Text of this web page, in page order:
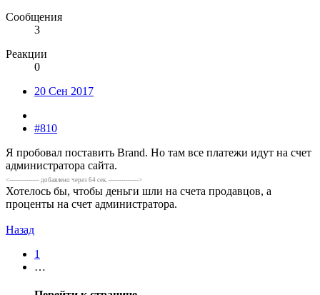
Сообщения
3
Реакции
0
20 Сен 2017
#810
Я пробовал поставить Brand. Но там все платежи идут на счет
администратора сайта.
<-------------- добавлено через 64 сек. -------------->
Хотелось бы, чтобы деньги шли на счета продавцов, а
проценты на счет администратора.
Назад
1
…